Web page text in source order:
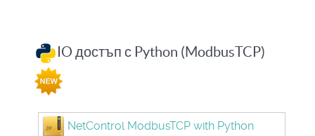
IO достъп с Python (ModbusTCP)
NetControl ModbusTCP with Python